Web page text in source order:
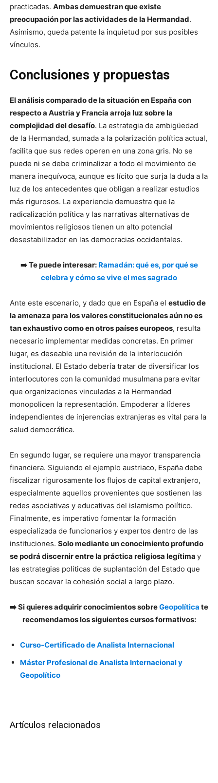
practicadas. Ambas demuestran que existe
preocupación por las actividades de la Hermandad.
Asimismo, queda patente la inquietud por sus posibles
vínculos.
Conclusiones y propuestas
El análisis comparado de la situación en España con
respecto a Austria y Francia arroja luz sobre la
complejidad del desafío. La estrategia de ambigüedad
de la Hermandad, sumada a la polarización política actual,
facilita que sus redes operen en una zona gris. No se
puede ni se debe criminalizar a todo el movimiento de
manera inequívoca, aunque es lícito que surja la duda a la
luz de los antecedentes que obligan a realizar estudios
más rigurosos. La experiencia demuestra que la
radicalización política y las narrativas alternativas de
movimientos religiosos tienen un alto potencial
desestabilizador en las democracias occidentales.
➡️ Te puede interesar: Ramadán: qué es, por qué se
celebra y cómo se vive el mes sagrado
Ante este escenario, y dado que en España el estudio de
la amenaza para los valores constitucionales aún no es
tan exhaustivo como en otros países europeos, resulta
necesario implementar medidas concretas. En primer
lugar, es deseable una revisión de la interlocución
institucional. El Estado debería tratar de diversificar los
interlocutores con la comunidad musulmana para evitar
que organizaciones vinculadas a la Hermandad
monopolicen la representación. Empoderar a líderes
independientes de injerencias extranjeras es vital para la
salud democrática.
En segundo lugar, se requiere una mayor transparencia
financiera. Siguiendo el ejemplo austriaco, España debe
fiscalizar rigurosamente los flujos de capital extranjero,
especialmente aquellos provenientes que sostienen las
redes asociativas y educativas del islamismo político.
Finalmente, es imperativo fomentar la formación
especializada de funcionarios y expertos dentro de las
instituciones. Solo mediante un conocimiento profundo
se podrá discernir entre la práctica religiosa legítima y
las estrategias políticas de suplantación del Estado que
buscan socavar la cohesión social a largo plazo.
➡️Si quieres adquirir conocimientos sobreGeopolítica te
recomendamos los siguientes cursos formativos:
Curso-Certificado de Analista Internacional
Máster Profesional de Analista Internacional y
Geopolítico
Artículos relacionados